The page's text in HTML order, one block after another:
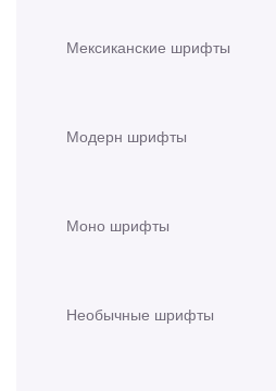
Мексиканские шрифты
Модерн шрифты
Моно шрифты
Необычные шрифты